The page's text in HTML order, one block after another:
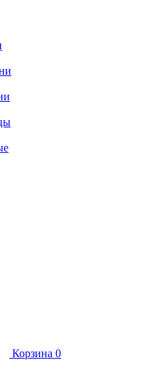
Корзина 0